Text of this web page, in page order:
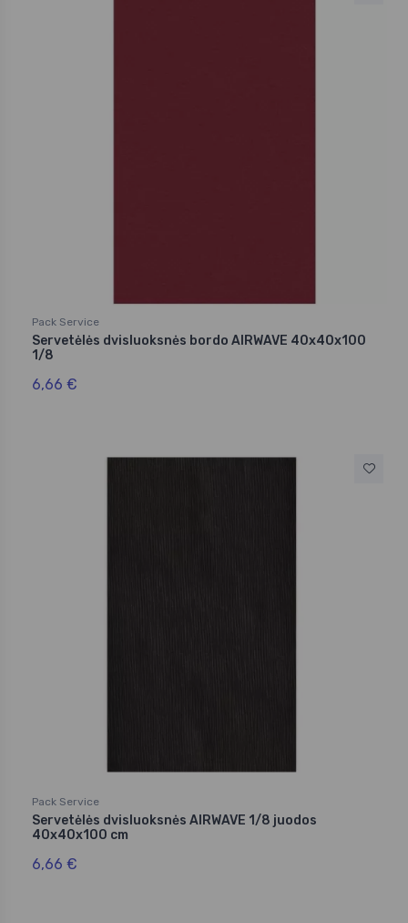
Pack Service
Servetėlės dvisluoksnės bordo AIRWAVE 40x40x100
1/8
6,66 €
Pack Service
Servetėlės dvisluoksnės AIRWAVE 1/8 juodos
40x40x100 cm
6,66 €